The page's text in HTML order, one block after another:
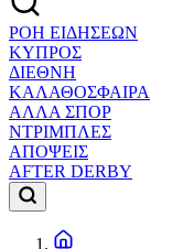
ΡΟΗ ΕΙΔΗΣΕΩΝ
ΚΥΠΡΟΣ
ΔΙΕΘΝΗ
ΚΑΛΑΘΟΣΦΑΙΡΑ
ΑΛΛΑ ΣΠΟΡ
ΝΤΡΙΜΠΛΕΣ
ΑΠΟΨΕΙΣ
AFTER DERBY